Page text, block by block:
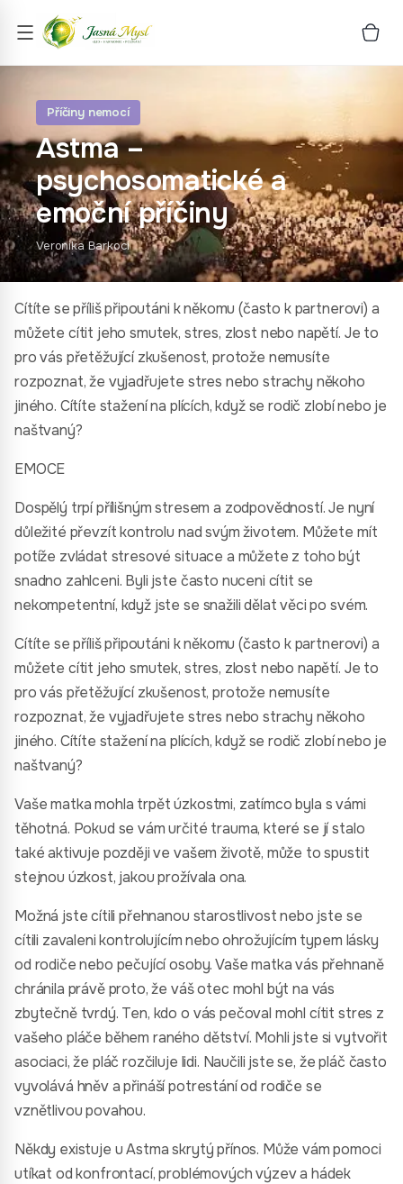
Příčiny nemocí
Astma –
psychosomatické a
emoční příčiny
Veronika Barkoci
Cítíte se příliš připoutáni k někomu (často k partnerovi) a
můžete cítit jeho smutek, stres, zlost nebo napětí. Je to
pro vás přetěžující zkušenost, protože nemusíte
rozpoznat, že vyjadřujete stres nebo strachy někoho
jiného. Cítíte stažení na plících, když se rodič zlobí nebo je
naštvaný?
EMOCE
Dospělý trpí přílišným stresem a zodpovědností. Je nyní
důležité převzít kontrolu nad svým životem. Můžete mít
potíže zvládat stresové situace a můžete z toho být
snadno zahlceni. Byli jste často nuceni cítit se
nekompetentní, když jste se snažili dělat věci po svém.
Cítíte se příliš připoutáni k někomu (často k partnerovi) a
můžete cítit jeho smutek, stres, zlost nebo napětí. Je to
pro vás přetěžující zkušenost, protože nemusíte
rozpoznat, že vyjadřujete stres nebo strachy někoho
jiného. Cítíte stažení na plících, když se rodič zlobí nebo je
naštvaný?
Vaše matka mohla trpět úzkostmi, zatímco byla s vámi
těhotná. Pokud se vám určité trauma, které se jí stalo
také aktivuje později ve vašem životě, může to spustit
stejnou úzkost, jakou prožívala ona.
Možná jste cítili přehnanou starostlivost nebo jste se
cítili zavaleni kontrolujícím nebo ohrožujícím typem lásky
od rodiče nebo pečující osoby. Vaše matka vás přehnaně
chránila právě proto, že váš otec mohl být na vás
zbytečně tvrdý. Ten, kdo o vás pečoval mohl cítit stres z
vašeho pláče během raného dětství. Mohli jste si vytvořit
asociaci, že pláč rozčiluje lidi. Naučili jste se, že pláč často
vyvolává hněv a přináší potrestání od rodiče se
vznětlivou povahou.
Někdy existuje u Astma skrytý přínos. Může vám pomoci
utíkat od konfrontací, problémových výzev a hádek